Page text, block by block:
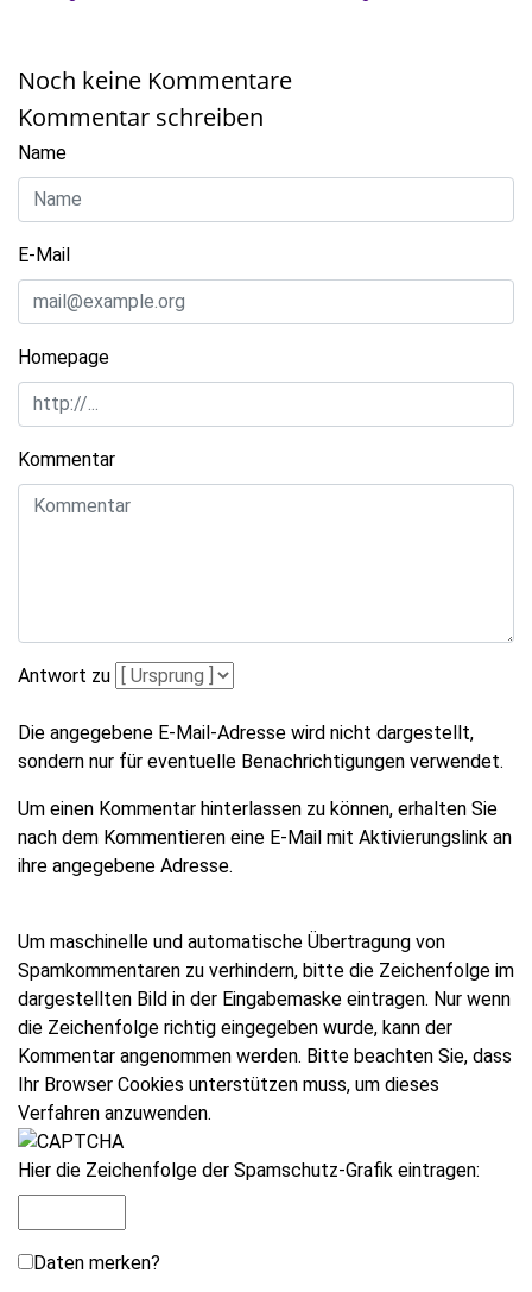
Noch keine Kommentare
Kommentar schreiben
Name
E-Mail
Homepage
Kommentar
Antwort zu
Die angegebene E-Mail-Adresse wird nicht dargestellt,
sondern nur für eventuelle Benachrichtigungen verwendet.
Um einen Kommentar hinterlassen zu können, erhalten Sie
nach dem Kommentieren eine E-Mail mit Aktivierungslink an
ihre angegebene Adresse.
Um maschinelle und automatische Übertragung von
Spamkommentaren zu verhindern, bitte die Zeichenfolge im
dargestellten Bild in der Eingabemaske eintragen. Nur wenn
die Zeichenfolge richtig eingegeben wurde, kann der
Kommentar angenommen werden. Bitte beachten Sie, dass
Ihr Browser Cookies unterstützen muss, um dieses
Verfahren anzuwenden.
Hier die Zeichenfolge der Spamschutz-Grafik eintragen:
Daten merken?